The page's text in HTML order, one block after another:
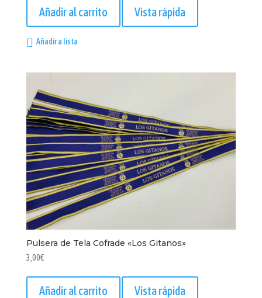
Añadir al carrito Vista rápida
Añadir a lista
Pulsera de Tela Cofrade «Los Gitanos»
3,00€
Añadir al carrito Vista rápida